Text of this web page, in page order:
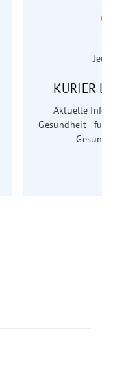
KURIER
Aktuelle
Gesundheit - für